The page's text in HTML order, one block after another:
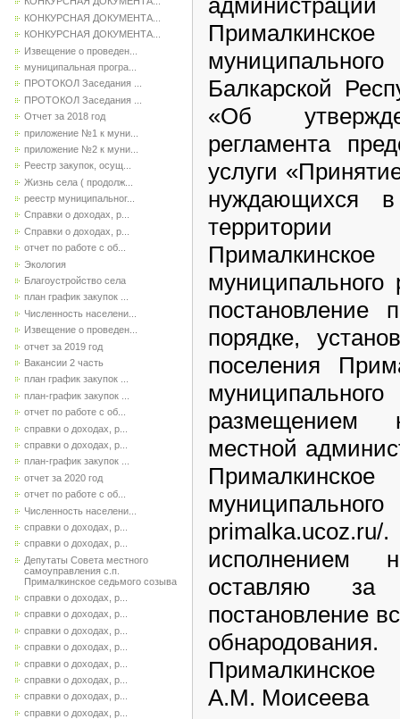
КОНКУРСНАЯ ДОКУМЕНТА...
КОНКУРСНАЯ ДОКУМЕНТА...
Извещение о проведен...
муниципальная програ...
ПРОТОКОЛ Заседания ...
ПРОТОКОЛ Заседания ...
Отчет за 2018 год
приложение №1 к муни...
приложение №2 к муни...
Реестр закупок, осущ...
Жизнь села ( продолж...
реестр муниципальног...
Справки о доходах, р...
Справки о доходах, р...
отчет по работе с об...
Экология
Благоустройство села
план график закупок ...
Численность населени...
Извещение о проведен...
отчет за 2019 год
Вакансии 2 часть
план график закупок ...
план-график закупок ...
отчет по работе с об...
справки о доходах, р...
справки о доходах, р...
план-график закупок ...
отчет за 2020 год
отчет по работе с об...
Численность населени...
справки о доходах, р...
справки о доходах, р...
Депутаты Совета местного
самоуправления с.п.
Прималкинское седьмого созыва
справки о доходах, р...
справки о доходах, р...
справки о доходах, р...
справки о доходах, р...
справки о доходах, р...
справки о доходах, р...
справки о доходах, р...
справки о доходах, р...
Балкарской
«Об
регламента
услуги
нуждающихся
территории
постановление
порядке,
поселения
размещением
местной
исполнением
оставляю
постановление
обнародования.
А.М. Моисеева